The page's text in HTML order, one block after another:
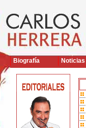
Biografía Noticias